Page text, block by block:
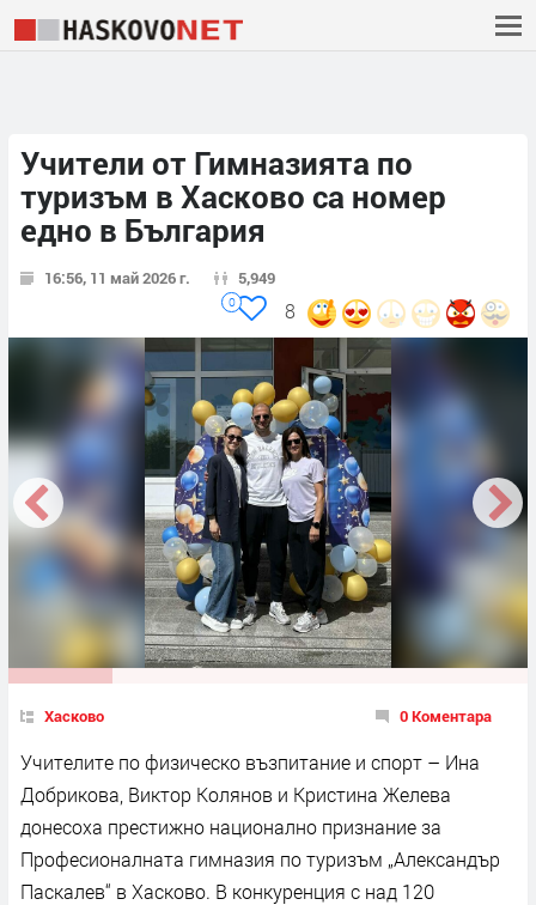
Учители от Гимназията по
туризъм в Хасково са номер
едно в България
16:56, 11 май 2026 г. 5,949
8
0
Хасково 0 Коментара
Учителите по физическо възпитание и спорт – Ина
Добрикова, Виктор Колянов и Кристина Желева
донесоха престижно национално признание за
Професионалната гимназия по туризъм „Александър
Паскалев“ в Хасково. В конкуренция с над 120